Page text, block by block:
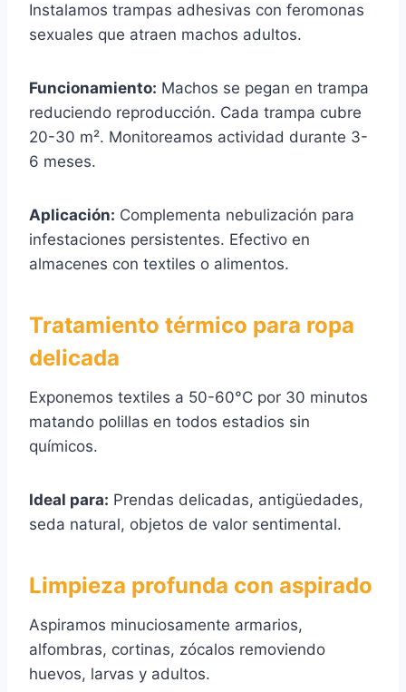
Instalamos trampas adhesivas con feromonas
sexuales que atraen machos adultos.
Funcionamiento: Machos se pegan en trampa
reduciendo reproducción. Cada trampa cubre
20-30 m². Monitoreamos actividad durante 3-
6 meses.
Aplicación: Complementa nebulización para
infestaciones persistentes. Efectivo en
almacenes con textiles o alimentos.
Tratamiento térmico para ropa
delicada
Exponemos textiles a 50-60°C por 30 minutos
matando polillas en todos estadios sin
químicos.
Ideal para: Prendas delicadas, antigüedades,
seda natural, objetos de valor sentimental.
Limpieza profunda con aspirado
Aspiramos minuciosamente armarios,
alfombras, cortinas, zócalos removiendo
huevos, larvas y adultos.